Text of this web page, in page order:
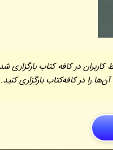
کاربران در کافه کتاب
را در کافه‌کتاب بارگزاری کنید.